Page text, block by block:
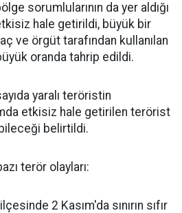
sorumlularının da yer aldığı
hale getirildi, büyük bir
ve örgüt tarafından kullanılan
oranda tahrip edildi.
yaralı teröristin
etkisiz hale getirilen terörist
belirtildi.
terör olayları:
2 Kasım'da sınırın sıfır